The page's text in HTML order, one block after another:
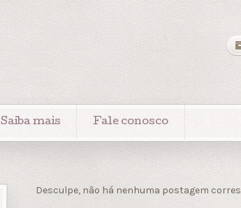
Saiba mais Fale conosco
Desculpe, não há nenhuma postagem